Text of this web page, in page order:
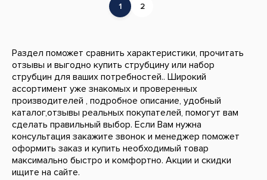
1 2
Раздел поможет сравнить характеристики, прочитать
отзывы и выгодно купить струбцину или набор
струбцин для ваших потребностей.. Широкий
ассортимент уже знакомых и проверенных
производителей , подробное описание, удобный
каталог,отзывы реальных покупателей, помогут вам
сделать правильный выбор. Если Вам нужна
консультация закажите звонок и менеджер поможет
оформить заказ и купить необходимый товар
максимально быстро и комфортно. Акции и скидки
ищите на сайте.